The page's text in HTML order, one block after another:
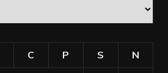
C P S N